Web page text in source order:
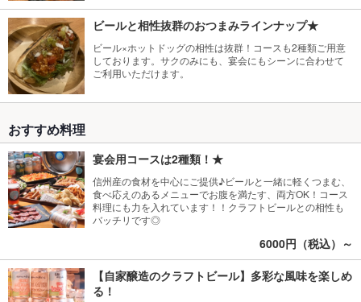
ビールと相性抜群のおつまみラインナップ★
ビール×ホットドッグの相性は抜群！コースも2種類ご用意
しております。サクのみにも、宴会にもシーンに合わせて
ご利用いただけます。
おすすめ料理
宴会用コースは2種類！★
信州産の食材を中心にご提供♪ビールと一緒に軽くつまむ、
食べ応えのあるメニューでお腹を満たす、両方OK！コース
料理にも力を入れています！！クラフトビールとの相性も
バッチリです◎
6000円（税込）～
【自家醸造のクラフトビール】多彩な風味を楽しめ
る！